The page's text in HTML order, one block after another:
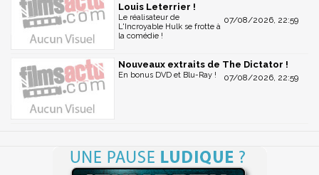
Louis Leterrier !
07/08/2026, 22:59
Le réalisateur de
L'Incroyable Hulk se frotte à
la comédie !
Nouveaux extraits de The Dictator !
07/08/2026, 22:59
En bonus DVD et Blu-Ray !